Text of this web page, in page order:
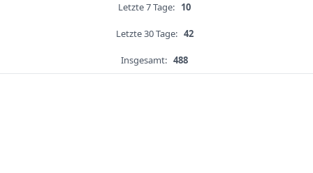
Letzte 7 Tage: 10
Letzte 30 Tage: 42
Insgesamt: 488